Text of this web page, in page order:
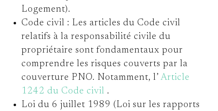
Logement).
Code civil : Les articles du Code civil
relatifs à la responsabilité civile du
propriétaire sont fondamentaux pour
comprendre les risques couverts par la
couverture PNO. Notamment, l’ Article
1242 du Code civil .
Loi du 6 juillet 1989 (Loi sur les rapports